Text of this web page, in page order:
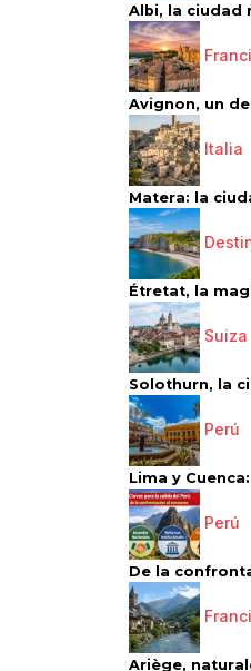
Albi, la ciudad
Avignon, un
Italia
Matera: la
Étretat, la
Suiza
Solothurn, la
Perú
Lima y
Perú
De la
Ariège,